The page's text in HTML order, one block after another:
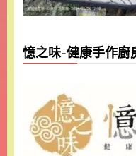
憶之味-健康手作廚